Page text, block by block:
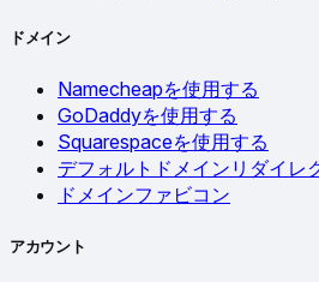
ドメイン
Namecheapを使用する
GoDaddyを使用する
Squarespaceを使用する
デフォルトドメインリダイレ
ドメインファビコン
アカウント